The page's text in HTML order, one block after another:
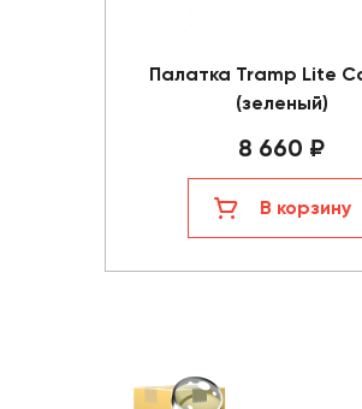
Палатка Tramp Lite
(зеленый)
8 660 ₽
В корзину